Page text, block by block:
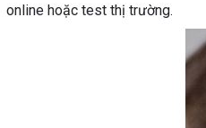
online hoặc test thị trường.